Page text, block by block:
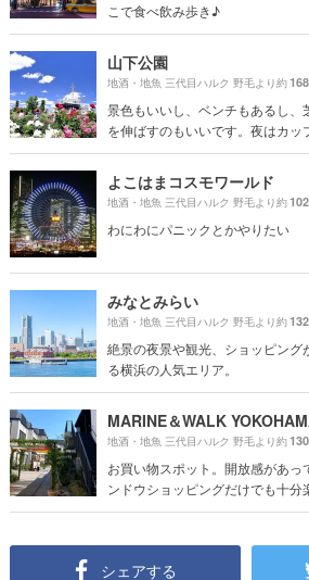
こで食べ飲み歩き♪
山下公園
地酒・地魚 三代目ハルク 野毛より約
景色もいいし、ベンチもあるし、
を伸ばすのもいいです。夜はカッ
よこはまコスモワールド
地酒・地魚 三代目ハルク 野毛より約
わにわにパニックとかやりたい
みなとみらい
地酒・地魚 三代目ハルク 野毛より約
絶景の夜景や観光、ショッピング
る横浜の人気エリア。
地酒・地魚 三代目ハルク 野毛より約
お買い物スポット。開放感があっ
ンドウショッピングだけでも十分
シェアする